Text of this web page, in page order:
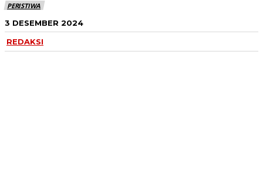
PERISTIWA
3 DESEMBER 2024
REDAKSI